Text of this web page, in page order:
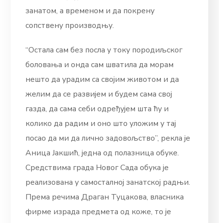
занатом, а временом и да покрену
сопствену производњу.
“Остала сам без посла у току породиљског
боловања и онда сам шватила да морам
нешто да урадим са својим животом и да
желим да се развијем и будем сама свој
газда, да сама себи одређујем шта ћу и
колико да радим и оно што уложим у тај
посао да ми да лично задовољство”, рекла је
Аница Јакшић, једна од полазница обуке.
Средствима града Новог Сада обука је
реализована у самосталној занатској радњи.
Према речима Драган Туцакова, власника
фирме израда предмета од коже, то је